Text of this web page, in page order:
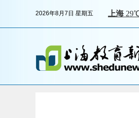
2026年8月7日 星期五